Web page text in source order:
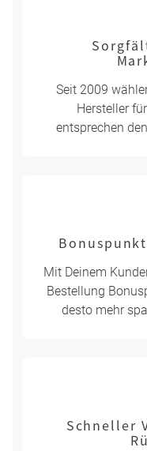
Seit 2009
Hersteller
entsprechen
Mit Deinem
Bestellung
desto mehr
Schneller